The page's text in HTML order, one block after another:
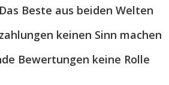
Beste aus beiden Welten
keinen Sinn machen
Bewertungen keine Rolle